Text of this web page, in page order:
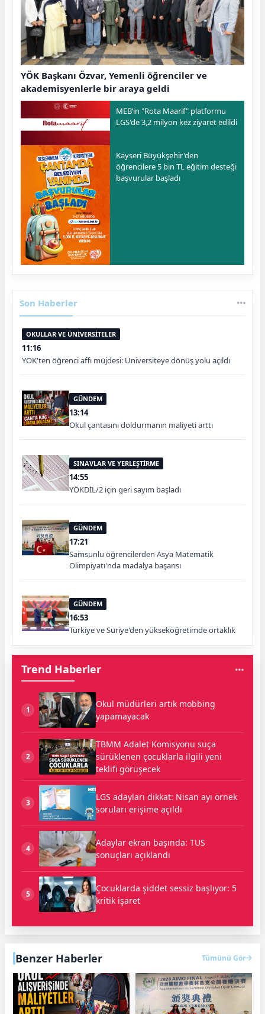
YÖK Başkanı Özvar, Yemenli öğrenciler ve
akademisyenlerle bir araya geldi
MEB’in "Rota Maarif" platformu
LGS'de 3,2 milyon kez ziyaret edildi
Kayseri Büyükşehir'den
öğrencilere 5 bin TL eğitim desteği
başvurular başladı
Son Haberler
OKULLAR VE ÜNİVERSİTELER
11:16
YÖK'ten öğrenci affı müjdesi: Üniversiteye dönüş yolu açıldı
GÜNDEM
13:14
Okul çantasını doldurmanın maliyeti arttı
SINAVLAR VE YERLEŞTİRME
14:55
YÖKDİL/2 için geri sayım başladı
GÜNDEM
17:21
Samsunlu öğrencilerden Asya Matematik
Olimpiyatı'nda madalya başarısı
GÜNDEM
16:53
Türkiye ve Suriye'den yükseköğretimde ortaklık
Trend Haberler
1
Okul müdürleri artık mobbing
yapamayacak
2
TBMM Adalet Komisyonu suça
sürüklenen çocuklarla ilgili yeni
teklifi görüşecek
3
LGS adayları dikkat: Nisan ayı örnek
soruları erişime açıldı
4
Adaylar ekran başında: TUS
sonuçları açıklandı
5
Çocuklarda şiddet sessiz başlıyor: 5
kritik işaret
Benzer Haberler Tümünü Gör